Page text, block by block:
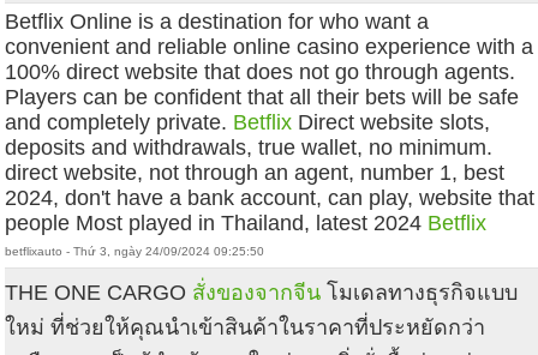
Betflix Online is a destination for who want a
convenient and reliable online casino experience with a
100% direct website that does not go through agents.
Players can be confident that all their bets will be safe
and completely private. Betflix Direct website slots,
deposits and withdrawals, true wallet, no minimum.
direct website, not through an agent, number 1, best
2024, don't have a bank account, can play, website that
people Most played in Thailand, latest 2024 Betflix
betflixauto - Thứ 3, ngày 24/09/2024 09:25:50
THE ONE CARGO สั่งของจากจีน โมเดลทางธุรกิจแบบ
ใหม่ ที่ช่วยให้คุณนำเข้าสินค้าในราคาที่ประหยัดกว่า